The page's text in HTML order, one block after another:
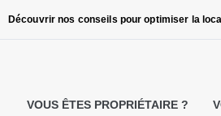
Découvrir nos conseils pour optimiser la
VOUS ÊTES PROPRIÉTAIRE ?